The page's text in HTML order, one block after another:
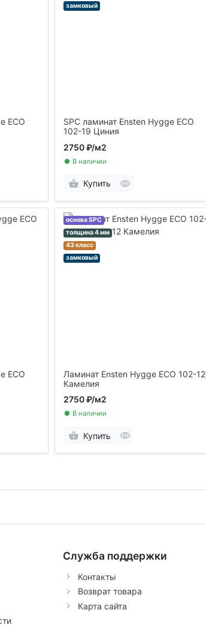
ECO
замковый
SPC ламинат Ensten Hygge ECO
102-19 Циния
2750 ₽/м2
В наличии
Купить
ECO
основа SPC
толщина 4 мм
43 класс
замковый
Ламинат Ensten Hygge ECO 102-12
Камелия
2750 ₽/м2
В наличии
Купить
Служба поддержки
Контакты
Возврат товара
Карта сайта